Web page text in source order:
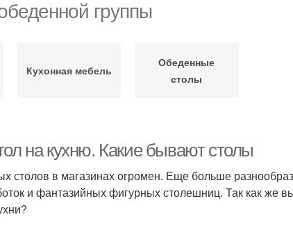
группы
Кухонная мебель
Обеденные
столы
на кухню. Какие бывают столы
столов в магазинах огромен. Еще больше
и фантазийных фигурных столешниц. Так как же